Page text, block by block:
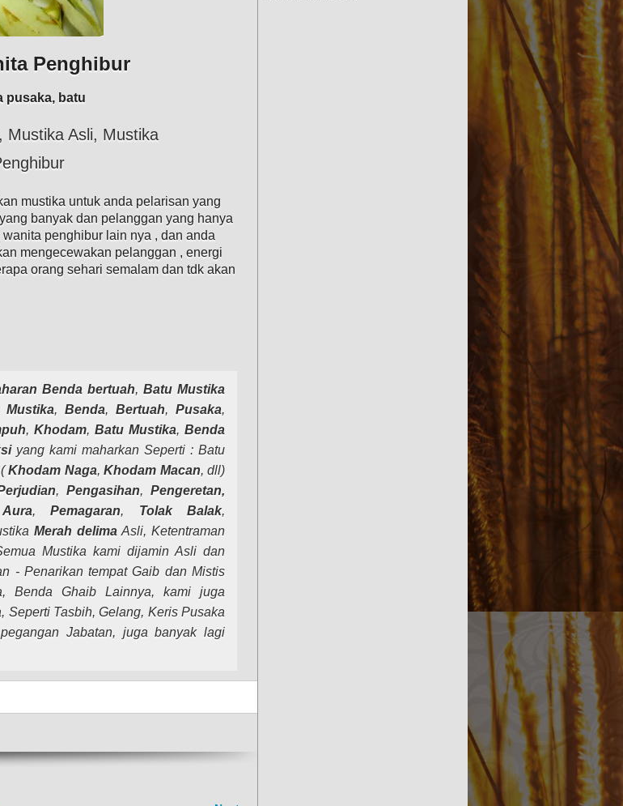
Penghibur
pusaka, batu
Mustika Asli, Mustika
mustika untuk anda pelarisan yang
banyak dan pelanggan yang hanya
penghibur lain nya , dan anda
mengecewakan pelanggan , energi
orang sehari semalam dan tdk akan
Benda bertuah, Batu Mustika
Mustika, Benda, Bertuah,Pusaka,
,Khodam,Batu Mustika,Benda
yang kami maharkan Seperti : Batu
(Khodam Naga,Khodam Macan, dll)
, Pengasihan,Pengeretan,
Aura,Pemagaran, Tolak Balak,
Merah delima Asli, Ketentraman
Mustika kami dijamin Asli dan
- Penarikan tempat Gaib dan Mistis
Benda Ghaib Lainnya, kami juga
Seperti Tasbih, Gelang, Keris Pusaka
Jabatan, juga banyak lagi